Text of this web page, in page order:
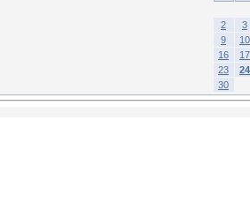
2
3
9
10
16
17
23
24
30